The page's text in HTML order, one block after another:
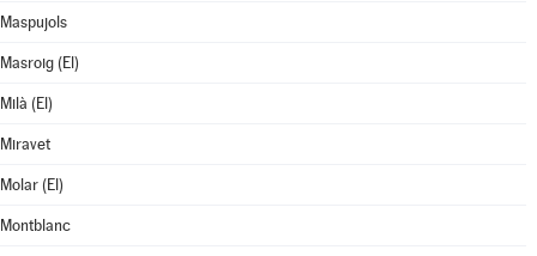
Maspujols
Masroig (El)
Milà (El)
Miravet
Molar (El)
Montblanc